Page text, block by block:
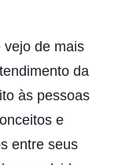
vejo de mais
da
às pessoas
e
entre seus